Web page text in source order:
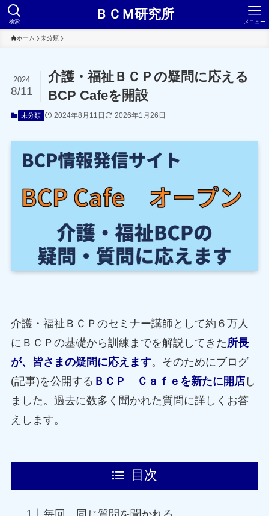
ＢＣＭ研究所
検索 メニュー
ホーム 未分類
介護・福祉ＢＣＰの疑問に応える
BCP Cafeを開設
2024
8/11
未分類 2024年8月11日 2026年1月26日
介護・福祉ＢＣＰのセミナー講師として約６万人
にＢＣＰの基礎から訓練までを解説してきた所長
が、皆さまの疑問に応えます。そのためにブログ
(記事)を公開する ＢＣＰ Ｃａｆｅを新たに開店し
ました。過去に数多く聞かれた質問に詳しくお答
えします。
目次